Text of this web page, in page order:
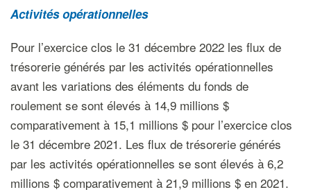
Activités opérationnelles
Pour l’exercice clos le 31 décembre 2022 les flux de
trésorerie générés par les activités opérationnelles
avant les variations des éléments du fonds de
roulement se sont élevés à 14,9 millions $
comparativement à 15,1 millions $ pour l’exercice clos
le 31 décembre 2021. Les flux de trésorerie générés
par les activités opérationnelles se sont élevés à 6,2
millions $ comparativement à 21,9 millions $ en 2021.